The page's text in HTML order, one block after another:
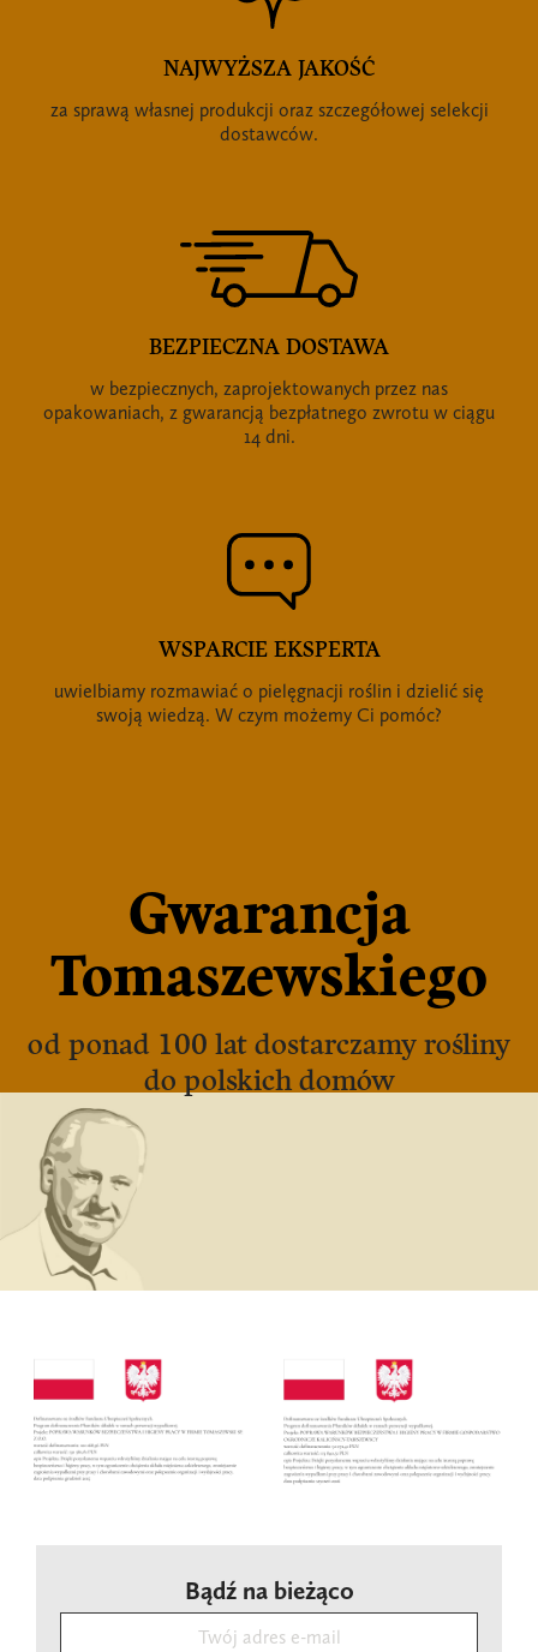
Gwarancja
Tomaszewskiego
od ponad 100 lat dostarczamy rośliny
do polskich domów
NAJWYŻSZA JAKOŚĆ
za sprawą własnej produkcji oraz szczegółowej selekcji
dostawców.
BEZPIECZNA DOSTAWA
w bezpiecznych, zaprojektowanych przez nas
opakowaniach, z gwarancją bezpłatnego zwrotu w ciągu
14 dni.
WSPARCIE EKSPERTA
uwielbiamy rozmawiać o pielęgnacji roślin i dzielić się
swoją wiedzą. W czym możemy Ci pomóc?
Bądź na bieżąco